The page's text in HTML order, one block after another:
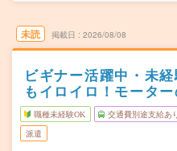
未読 掲載日 2026/08/08
ビギナー活躍中・未
もイロイロ！モータ
職種未経験OK 交通費別途支給あ
派遣